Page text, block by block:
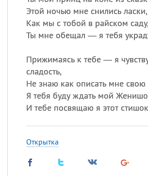
Этой ночью мне снились ласки,
Как мы с тобой в райском
Ты мне обещал — я тебя
Прижимаясь к тебе — я
сладость,
Не знаю как описать мне свою
Я тебя буду ждать мой
И тебе посвящаю я этот
Открытка